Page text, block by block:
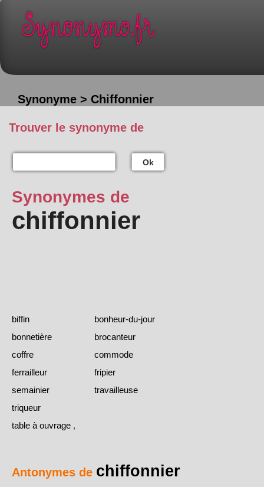
Synonyme > Chiffonnier
Trouver le synonyme de
Ok
Synonymes de
chiffonnier
biffin
bonheur-du-jour
bonnetière
brocanteur
coffre
commode
ferrailleur
fripier
semainier
travailleuse
triqueur
table à ouvrage ,
Antonymes de chiffonnier